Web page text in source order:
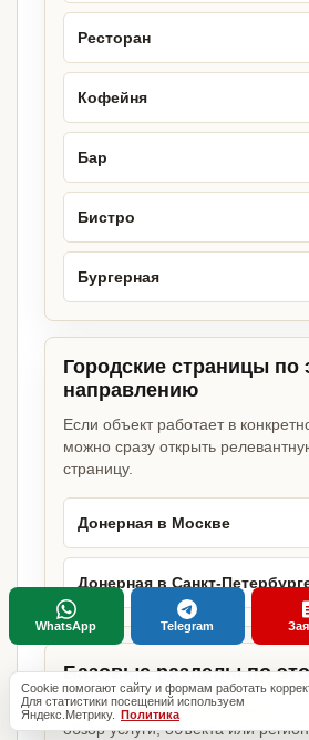
Ресторан
Кофейня
Бар
Бистро
Бургерная
Городские страницы по
направлению
Если объект работает в
можно сразу открыть
страницу.
Донерная в Москве
Донерная в Санкт-
Базовые разделы по
Родительские страницы дают
обзор услуги, объекта или
Cookie помогают сайту и формам работать
Для статистики посещений используем
Яндекс.Метрику. Политика
WhatsApp Telegram